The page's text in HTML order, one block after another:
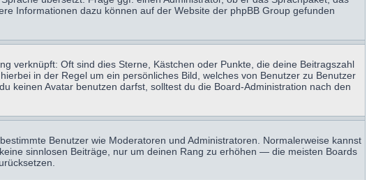
Informationen dazu können auf der Website der phpBB Group gefunden
verknüpft: Oft sind dies Sterne, Kästchen oder Punkte, die deine Beitragszahl
in der Regel um ein persönliches Bild, welches von Benutzer zu Benutzer
keinen Avatar benutzen darfst, solltest du die Board-Administration nach den
Benutzer wie Moderatoren und Administratoren. Normalerweise kannst
sinnlosen Beiträge, nur um deinen Rang zu erhöhen — die meisten Boards